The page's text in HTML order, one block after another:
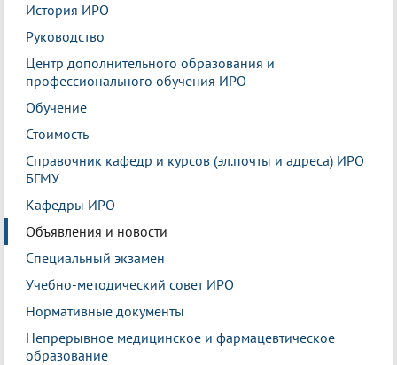
История ИРО
Руководство
Центр дополнительного образования и
профессионального обучения ИРО
Обучение
Стоимость
Справочник кафедр и курсов (эл.почты и адреса) ИРО
БГМУ
Кафедры ИРО
Объявления и новости
Специальный экзамен
Учебно-методический совет ИРО
Нормативные документы
Непрерывное медицинское и фармацевтическое
образование